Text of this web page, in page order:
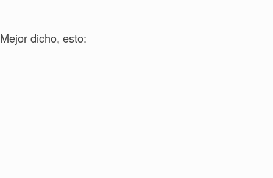
Mejor dicho, esto: